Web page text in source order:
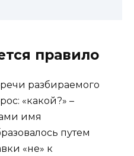
правило
разбираемого
«какой?» –
имя
путем
«не» к